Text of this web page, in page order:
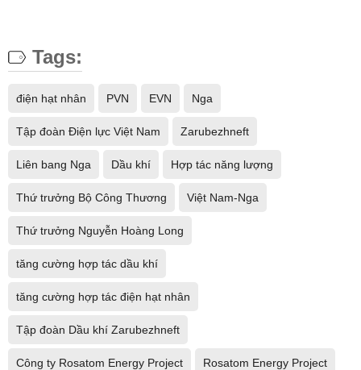
Tags:
điện hạt nhân PVN EVN Nga
Tập đoàn Điện lực Việt Nam Zarubezhneft
Liên bang Nga Dầu khí Hợp tác năng lượng
Thứ trưởng Bộ Công Thương Việt Nam-Nga
Thứ trưởng Nguyễn Hoàng Long
tăng cường hợp tác dầu khí
tăng cường hợp tác điện hạt nhân
Tập đoàn Dầu khí Zarubezhneft
Công ty Rosatom Energy Project Rosatom Energy Project